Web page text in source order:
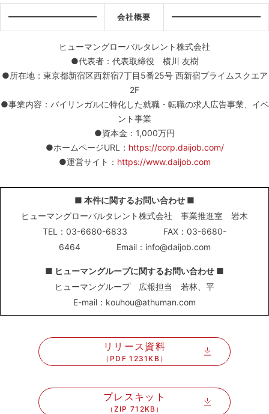
会社概要
ヒューマングローバルタレント株式会社
●代表者：代表取締役 横川 友樹
●所在地：東京都新宿区西新宿7丁目5番25号 西新宿プライムスクエア
2F
●事業内容：バイリンガルに特化した就職・転職の求人広告事業、イベ
ント事業
●資本金：1,000万円
●ホームページURL： https://corp.daijob.com/
●運営サイト： https://www.daijob.com
■ 本件に関するお問い合わせ ■
ヒューマングローバルタレント株式会社 事業推進室 岩木
TEL：03-6680-6833
FAX：03-6680-
6464
Email：info@daijob.com
■ ヒューマングループに関するお問い合わせ ■
ヒューマングループ 広報担当 若林、平
E-mail：kouhou@athuman.com
リリース資料
（PDF 1231KB）
プレスキット
（ZIP 712KB）